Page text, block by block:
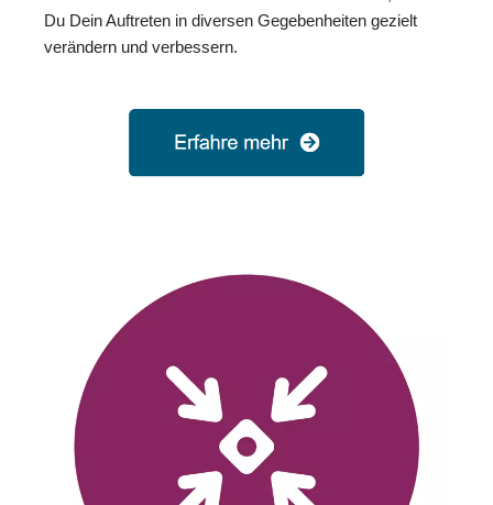
Du Dein Auftreten in diversen Gegebenheiten gezielt
verändern und verbessern.